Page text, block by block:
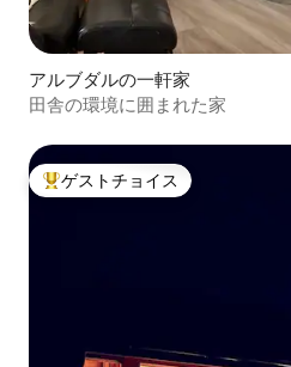
アルブダルの一軒家
田舎の環境に囲まれた家
大好評のゲストチョイスです。
ゲストチョイス